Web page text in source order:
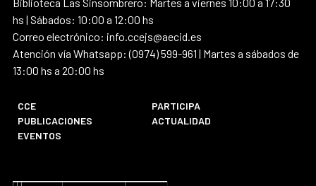
hs | Sábados: 10:00 a 12:00 hs
Correo electrónico: info.ccejs@aecid.es
Atención vía Whatsapp: (0974) 599-961 | Martes a sábados de
13:00 hs a 20:00 hs
CCE
PARTICIPA
PUBLICACIONES
ACTUALIDAD
EVENTOS